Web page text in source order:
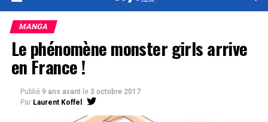
MANGA
Le phénomène monster girls arrive
en France !
Publié 9 ans avant le 3 octobre 2017
Par Laurent Koffel